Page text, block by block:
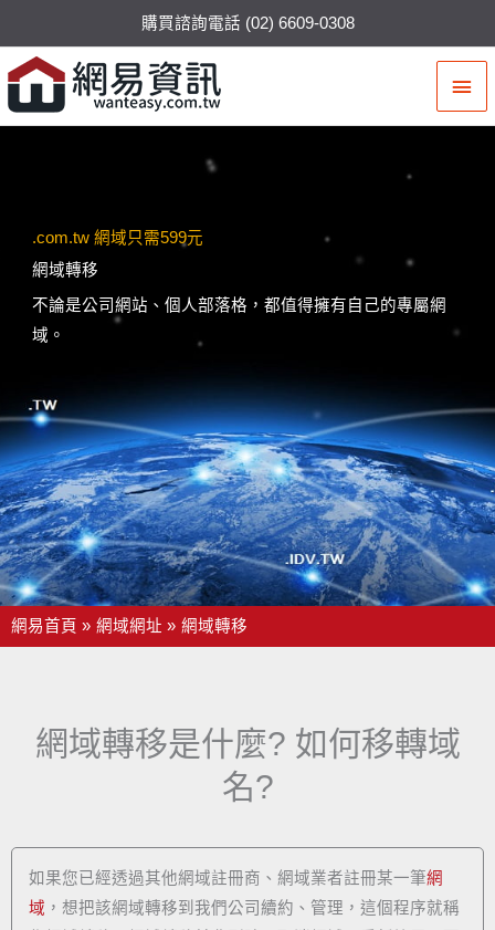
購買諮詢電話 (02) 6609-0308
主
要
.com.tw 網域只需599元
網域轉移
不論是公司網站、個人部落格，都值得擁有自己的專屬網
域。
網易首頁 網域網址 網域轉移
網域轉移是什麼? 如何移轉域
名?
如果您已經透過其他網域註冊商、網域業者註冊某一筆網
域 ，想把該網域轉移到我們公司續約、管理，這個程序就稱